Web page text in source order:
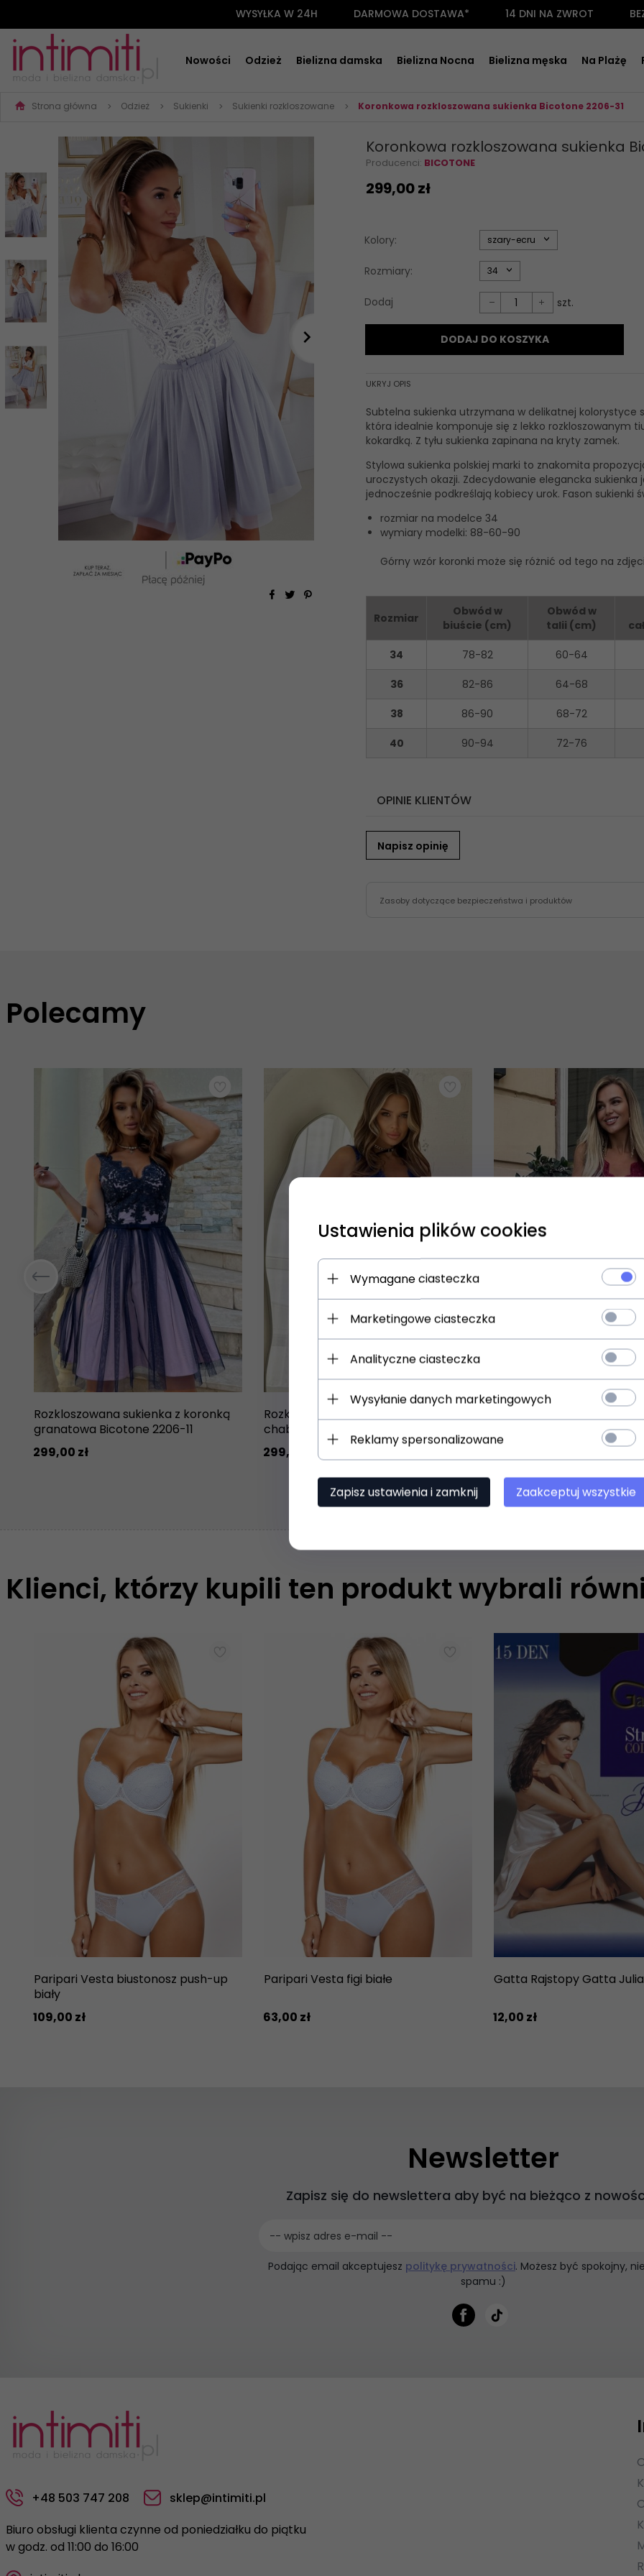
WYSYŁKA W 24H DARMOWA DOSTAWA* 14 DNI NA ZWROT
Nowości Odzież Bielizna damska Bielizna Nocna Bielizna męska Na Plażę
Strona główna Odzież Sukienki Sukienki rozkloszowane Koronkowa rozkloszowana sukienka Bicotone 2206-31
Koronkowa rozkloszowana sukienka
Producenci: BICOTONE
299,00zł
Kolory: options[34]
szary-ecru
Rozmiary: options[35]
34
Dodaj szt.
DODAJ DO KOSZYKA
UKRYJ OPIS
Subtelna sukienka utrzymana w delikatnej
która idealnie komponuje się z lekko rozkloszowanym
kokardką. Z tyłu sukienka zapinana na kryty zamek.
Stylowa sukienka polskiej marki to znakomita
uroczystych okazji. Zdecydowanie elegancka
jednocześnie podkreślają kobiecy urok. Fason
rozmiar na modelce 34
wymiary modelki: 88-60-90
Górny wzór koronki może się różnić od tego na
Rozmiar
Obwód w
biuście (cm)
Obwód w
talii (cm)
34 78-82 60-64
36 82-86 64-68
38 86-90 68-72
40 90-94 72-76
OPINIE KLIENTÓW
Napisz opinię
Zasoby dotyczące bezpieczeństwa i produktów
Polecamy
Rozkloszowana sukienka z koronką
granatowa Bicotone 2206-11
299,00 zł
Rozkloszowana sukienka z koronką
chabrowa Bicotone 2206-05
299,
zł
Rozkloszowana sukienka
Klienci, którzy kupili ten produkt wybrali
Paripari Vesta biustonosz push-up
biały
109,00 zł
Paripari Vesta figi białe
63,00 zł
Gatta Rajstopy Gatta Julia
12,00 zł
Newsletter
Zapisz się do newslettera aby być na bieżąco z
-- wpisz adres e-mail --
Podając email akceptujesz politykę prywatności. Możesz być spokojny,
spamu :)
+48 503 747 208
sklep@intimiti.pl
Biuro obsługi klienta czynne od poniedziałku do piątku
w godz. od 11:00 do 16:00
Ustawienia plików cookies
Wymagane ciasteczka
Marketingowe ciasteczka
Analityczne ciasteczka
Wysyłanie danych marketingowych
Reklamy spersonalizowane
Zapisz ustawienia i zamknij Zaakceptuj wszystkie